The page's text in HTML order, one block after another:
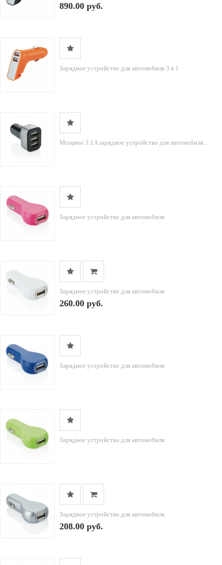
890.00 руб.
Зарядное устройство для автомобиля 3 в 1
Мощное 3.1A зарядное устройство для автомобиля...
Зарядное устройство для автомобиля
Зарядное устройство для автомобиля
260.00 руб.
Зарядное устройство для автомобиля
Зарядное устройство для автомобиля
Зарядное устройство для автомобиля
208.00 руб.